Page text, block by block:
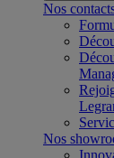
Nos
Nos